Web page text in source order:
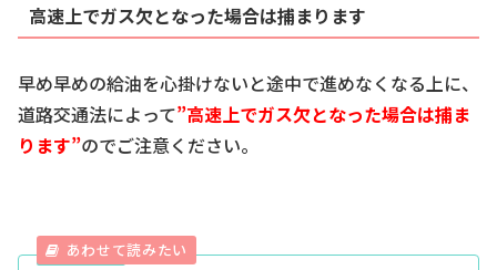
高速上でガス欠となった場合は捕まります
早め早めの給油を心掛けないと途中で進めなくなる上に、
道路交通法によって”高速上でガス欠となった場合は捕ま
ります”のでご注意ください。